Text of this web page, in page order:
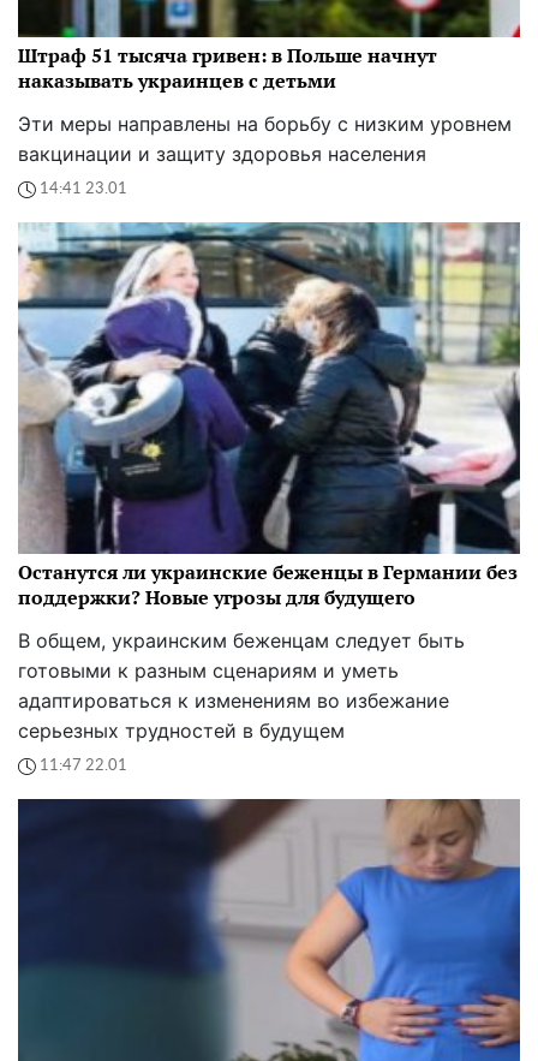
Штраф 51 тысяча гривен: в Польше начнут
наказывать украинцев с детьми
Эти меры направлены на борьбу с низким уровнем
вакцинации и защиту здоровья населения
14:41 23.01
Останутся ли украинские беженцы в Германии без
поддержки? Новые угрозы для будущего
В общем, украинским беженцам следует быть
готовыми к разным сценариям и уметь
адаптироваться к изменениям во избежание
серьезных трудностей в будущем
11:47 22.01